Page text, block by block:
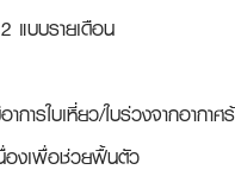
แบบรายเดือน
ารใบเหี่ยว/ใบร่วงจากอากาศ
นื่องเพื่อช่วยฟื้นตัว